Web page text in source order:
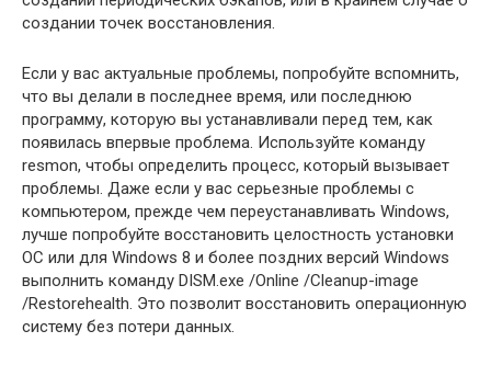
создании точек восстановления.
Если у вас актуальные проблемы, попробуйте вспомнить,
что вы делали в последнее время, или последнюю
программу, которую вы устанавливали перед тем, как
появилась впервые проблема. Используйте команду
resmon, чтобы определить процесс, который вызывает
проблемы. Даже если у вас серьезные проблемы с
компьютером, прежде чем переустанавливать Windows,
лучше попробуйте восстановить целостность установки
ОС или для Windows 8 и более поздних версий Windows
выполнить команду DISM.exe /Online /Cleanup-image
/Restorehealth. Это позволит восстановить операционную
систему без потери данных.